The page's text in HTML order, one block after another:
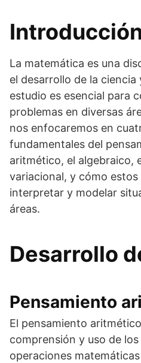
La matemática es una
el desarrollo de la
estudio es esencial para
problemas en diversas
nos enfocaremos en
fundamentales del
aritmético, el algebraico,
variacional, y cómo estos
interpretar y modelar
áreas.
Desarrollo
Pensamiento
El pensamiento
comprensión y uso de
operaciones